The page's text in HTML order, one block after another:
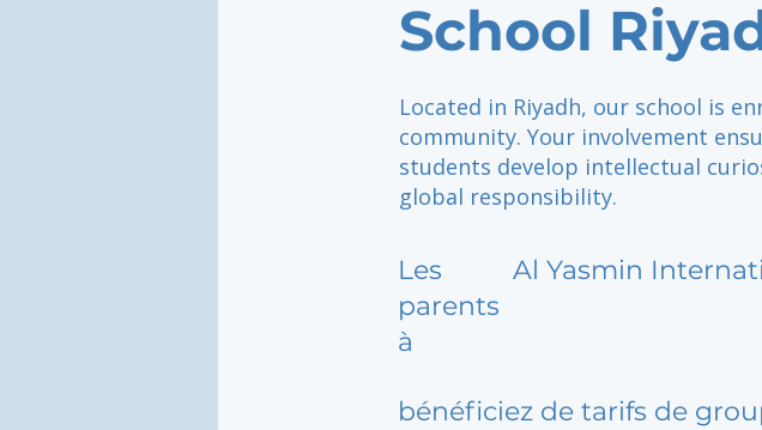
School
Located in Riyadh, our school is
community. Your involvement
students develop intellectual
global responsibility.
Les
parents
à
Al Yasmin
bénéficiez de tarifs de